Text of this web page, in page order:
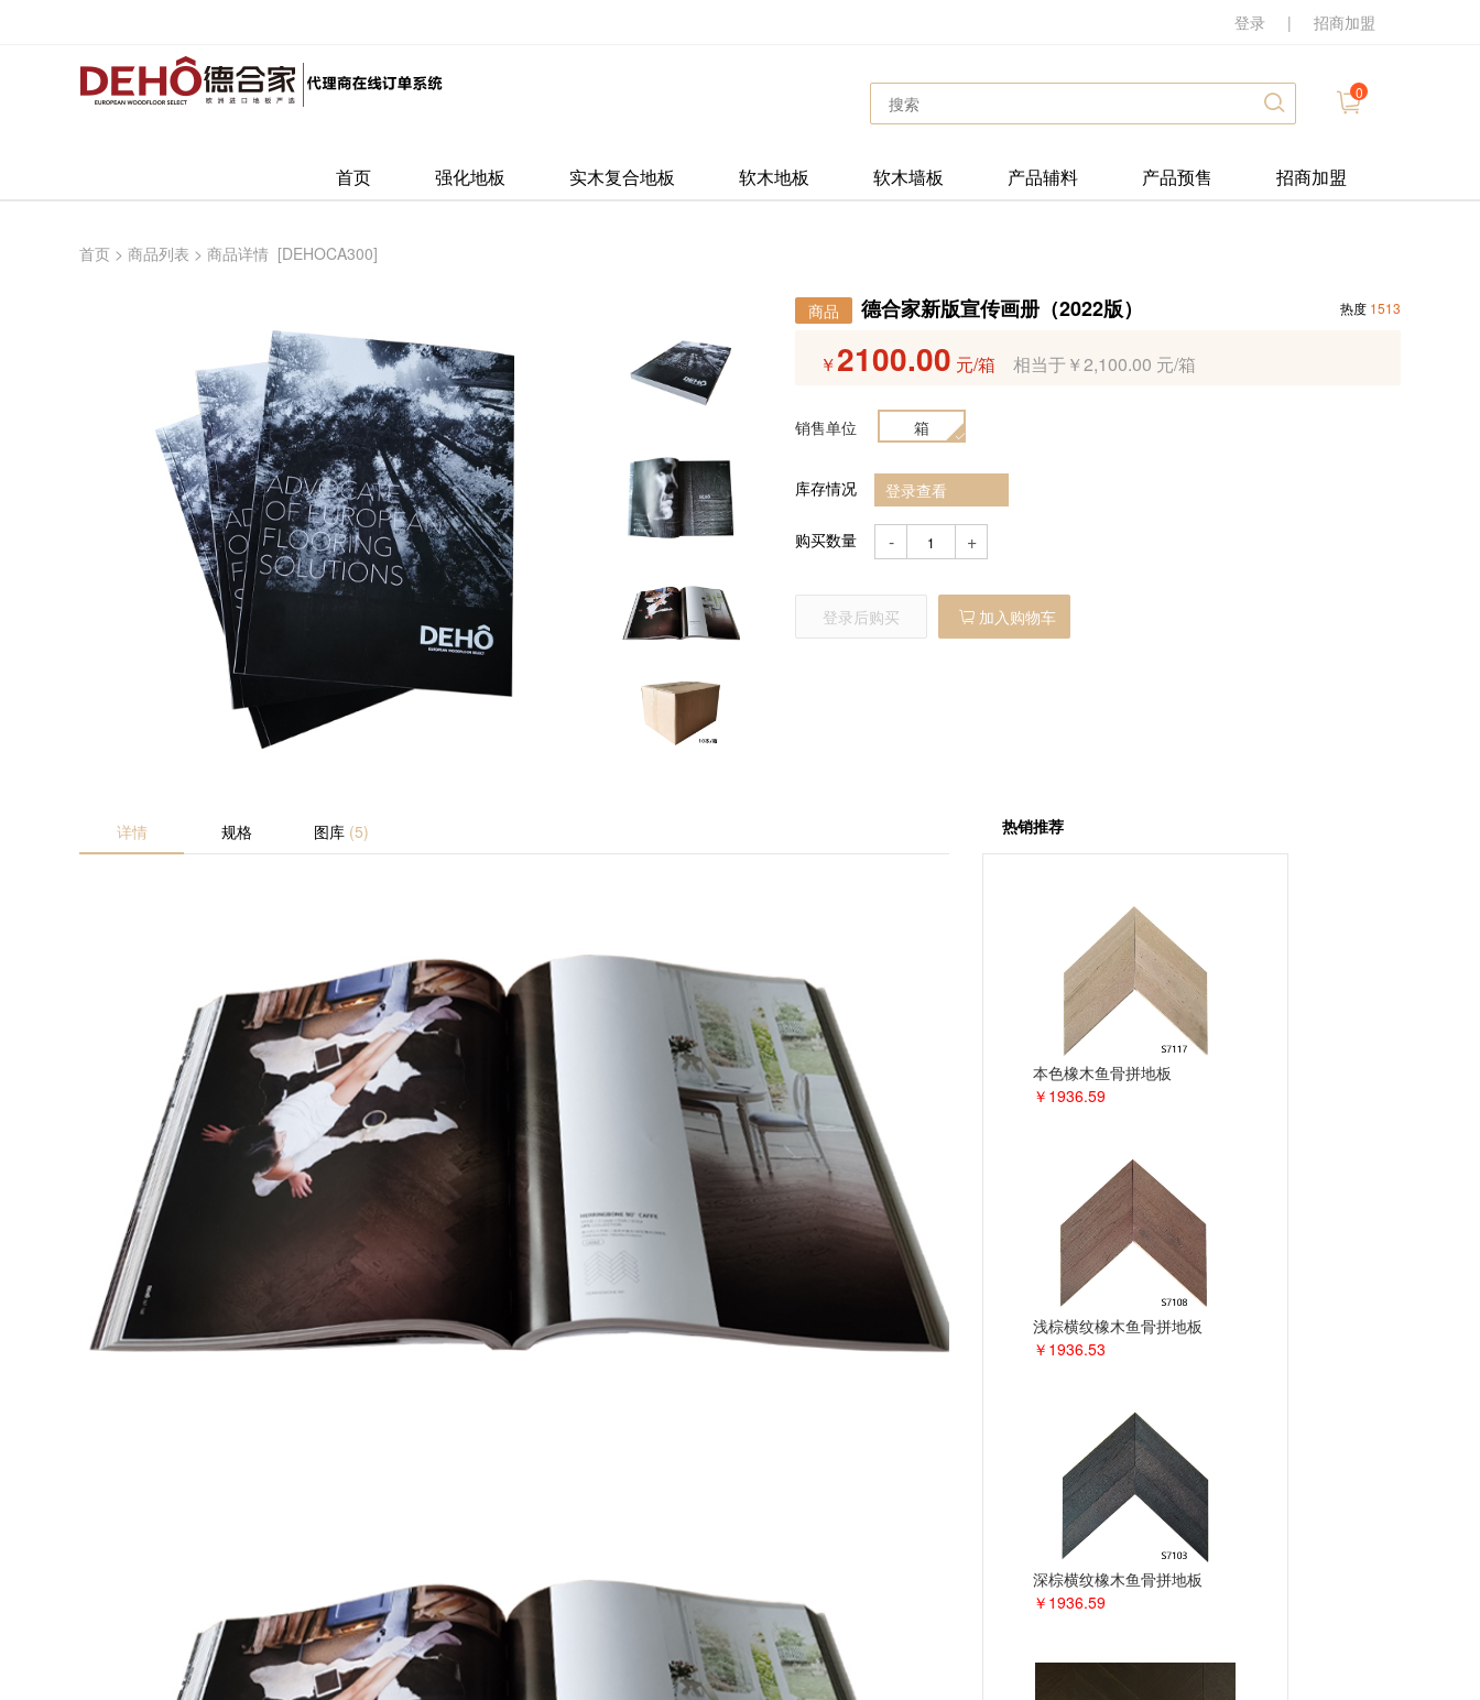
登录 | 招商加盟
0
首页 强化地板 实木复合地板 软木地板 软木墙板 产品辅料 产品预售 招商加盟
首页 > 商品列表 > 商品详情 [DEHOCA300]
商品 德合家新版宣传画册（2022版） 热度 1513
￥2100.00 元/箱 相当于￥2,100.00 元/箱
销售单位 箱
库存情况 登录查看
购买数量 - +
登录后购买 加入购物车
详情 规格 图库 (5) 热销推荐
本色橡木鱼骨拼地板
￥1936.59
浅棕横纹橡木鱼骨拼地板
￥1936.53
深棕横纹橡木鱼骨拼地板
￥1936.59